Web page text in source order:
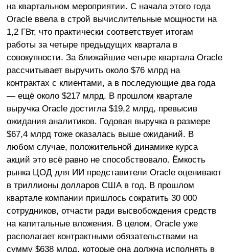
на квартальном мероприятии. С начала этого года
Oracle ввела в строй вычислительные мощности на
1,2 ГВт, что практически соответствует итогам
работы за четыре предыдущих квартала в
совокупности. За ближайшие четыре квартала Oracle
рассчитывает выручить около $76 млрд на
контрактах с клиентами, а в последующие два года
— ещё около $217 млрд. В прошлом квартале
выручка Oracle достигла $19,2 млрд, превысив
ожидания аналитиков. Годовая выручка в размере
$67,4 млрд тоже оказалась выше ожиданий. В
любом случае, положительной динамике курса
акций это всё равно не способствовало. Ёмкость
рынка ЦОД для ИИ представители Oracle оценивают
в триллионы долларов США в год. В прошлом
квартале компании пришлось сократить 30 000
сотрудников, отчасти ради высвобождения средств
на капитальные вложения. В целом, Oracle уже
располагает контрактными обязательствами на
сумму $638 млрд, которые она должна исполнять в